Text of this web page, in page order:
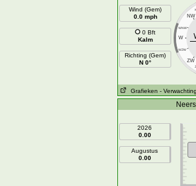
Wind (Gem)
0.0 mph
0 Bft
Kalm
Richting (Gem)
N 0°
NW
WNW
W
WZW
ZW
Grafieken - Verwachting
2026
0.00
Augustus
0.00